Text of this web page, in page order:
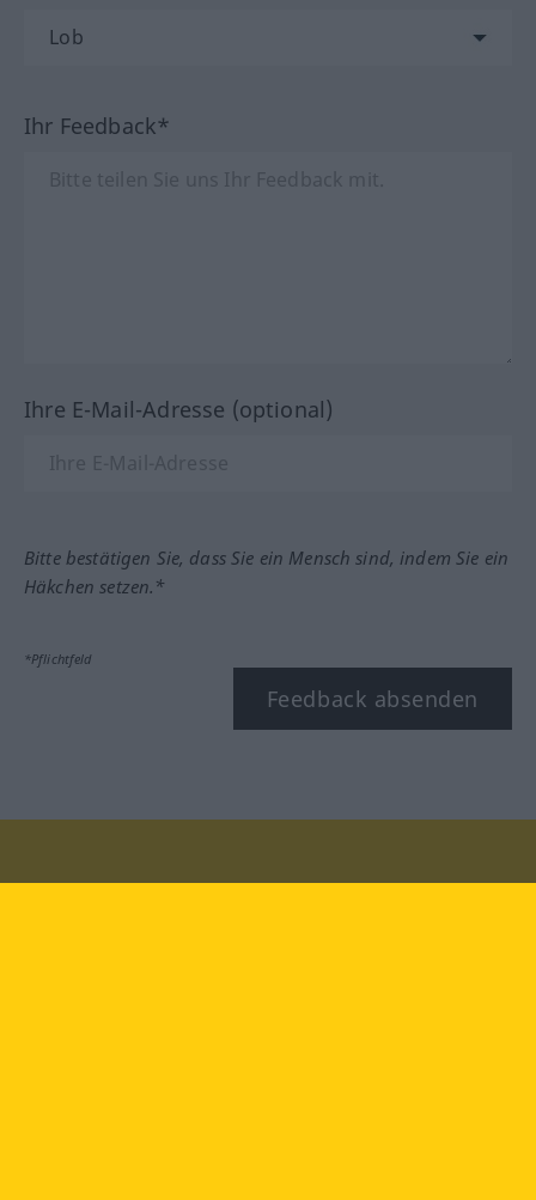
Ihr Feedback*
Ihre E-Mail-Adresse (optional)
Bitte bestätigen Sie, dass Sie ein Mensch sind, indem Sie ein
Häkchen setzen.*
*Pflichtfeld
Feedback absenden
Besuchen Sie uns auf: